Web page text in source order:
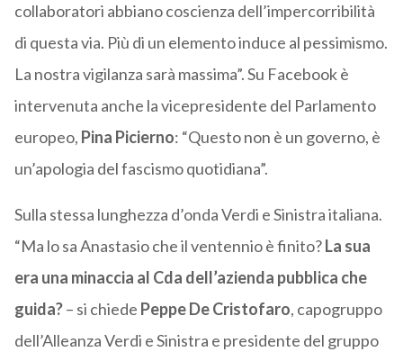
collaboratori abbiano coscienza dell’impercorribilità
di questa via. Più di un elemento induce al pessimismo.
La nostra vigilanza sarà massima”. Su Facebook è
intervenuta anche la vicepresidente del Parlamento
europeo, Pina Picierno: “Questo non è un governo, è
un’apologia del fascismo quotidiana”.
Sulla stessa lunghezza d’onda Verdi e Sinistra italiana.
“Ma lo sa Anastasio che il ventennio è finito?La sua
era una minaccia al Cda dell’azienda pubblica che
guida?– si chiede Peppe De Cristofaro, capogruppo
dell’Alleanza Verdi e Sinistra e presidente del gruppo